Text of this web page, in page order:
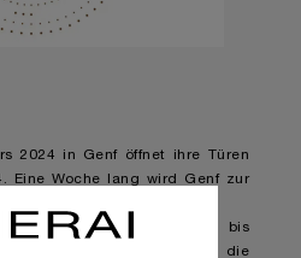
2024 in Genf öffnet ihre Türen
Eine Woche lang wird Genf zur
der Uhrenbranche.
Samstag, dem 13., bis
15., drei Tage lang für die